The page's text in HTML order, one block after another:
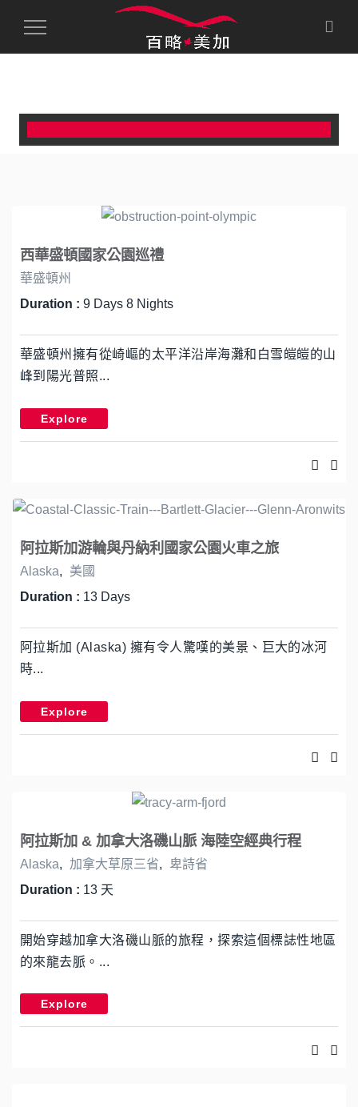
Toggle
西華盛頓國家公園巡禮
華盛頓州
Duration : 9 Days 8 Nights
華盛頓州擁有從崎嶇的太平洋沿岸海灘和白雪皚皚的山
峰到陽光普照...
Explore
阿拉斯加游輪與丹納利國家公園火車之旅
Alaska,
美國
Duration : 13 Days
阿拉斯加 (Alaska) 擁有令人驚嘆的美景、巨大的冰河
時...
Explore
阿拉斯加 & 加拿大洛磯山脈 海陸空經典行程
Alaska, 加拿大草原三省,
卑詩省
Duration : 13 天
開始穿越加拿大洛磯山脈的旅程，探索這個標誌性地區
的來龍去脈。...
Explore